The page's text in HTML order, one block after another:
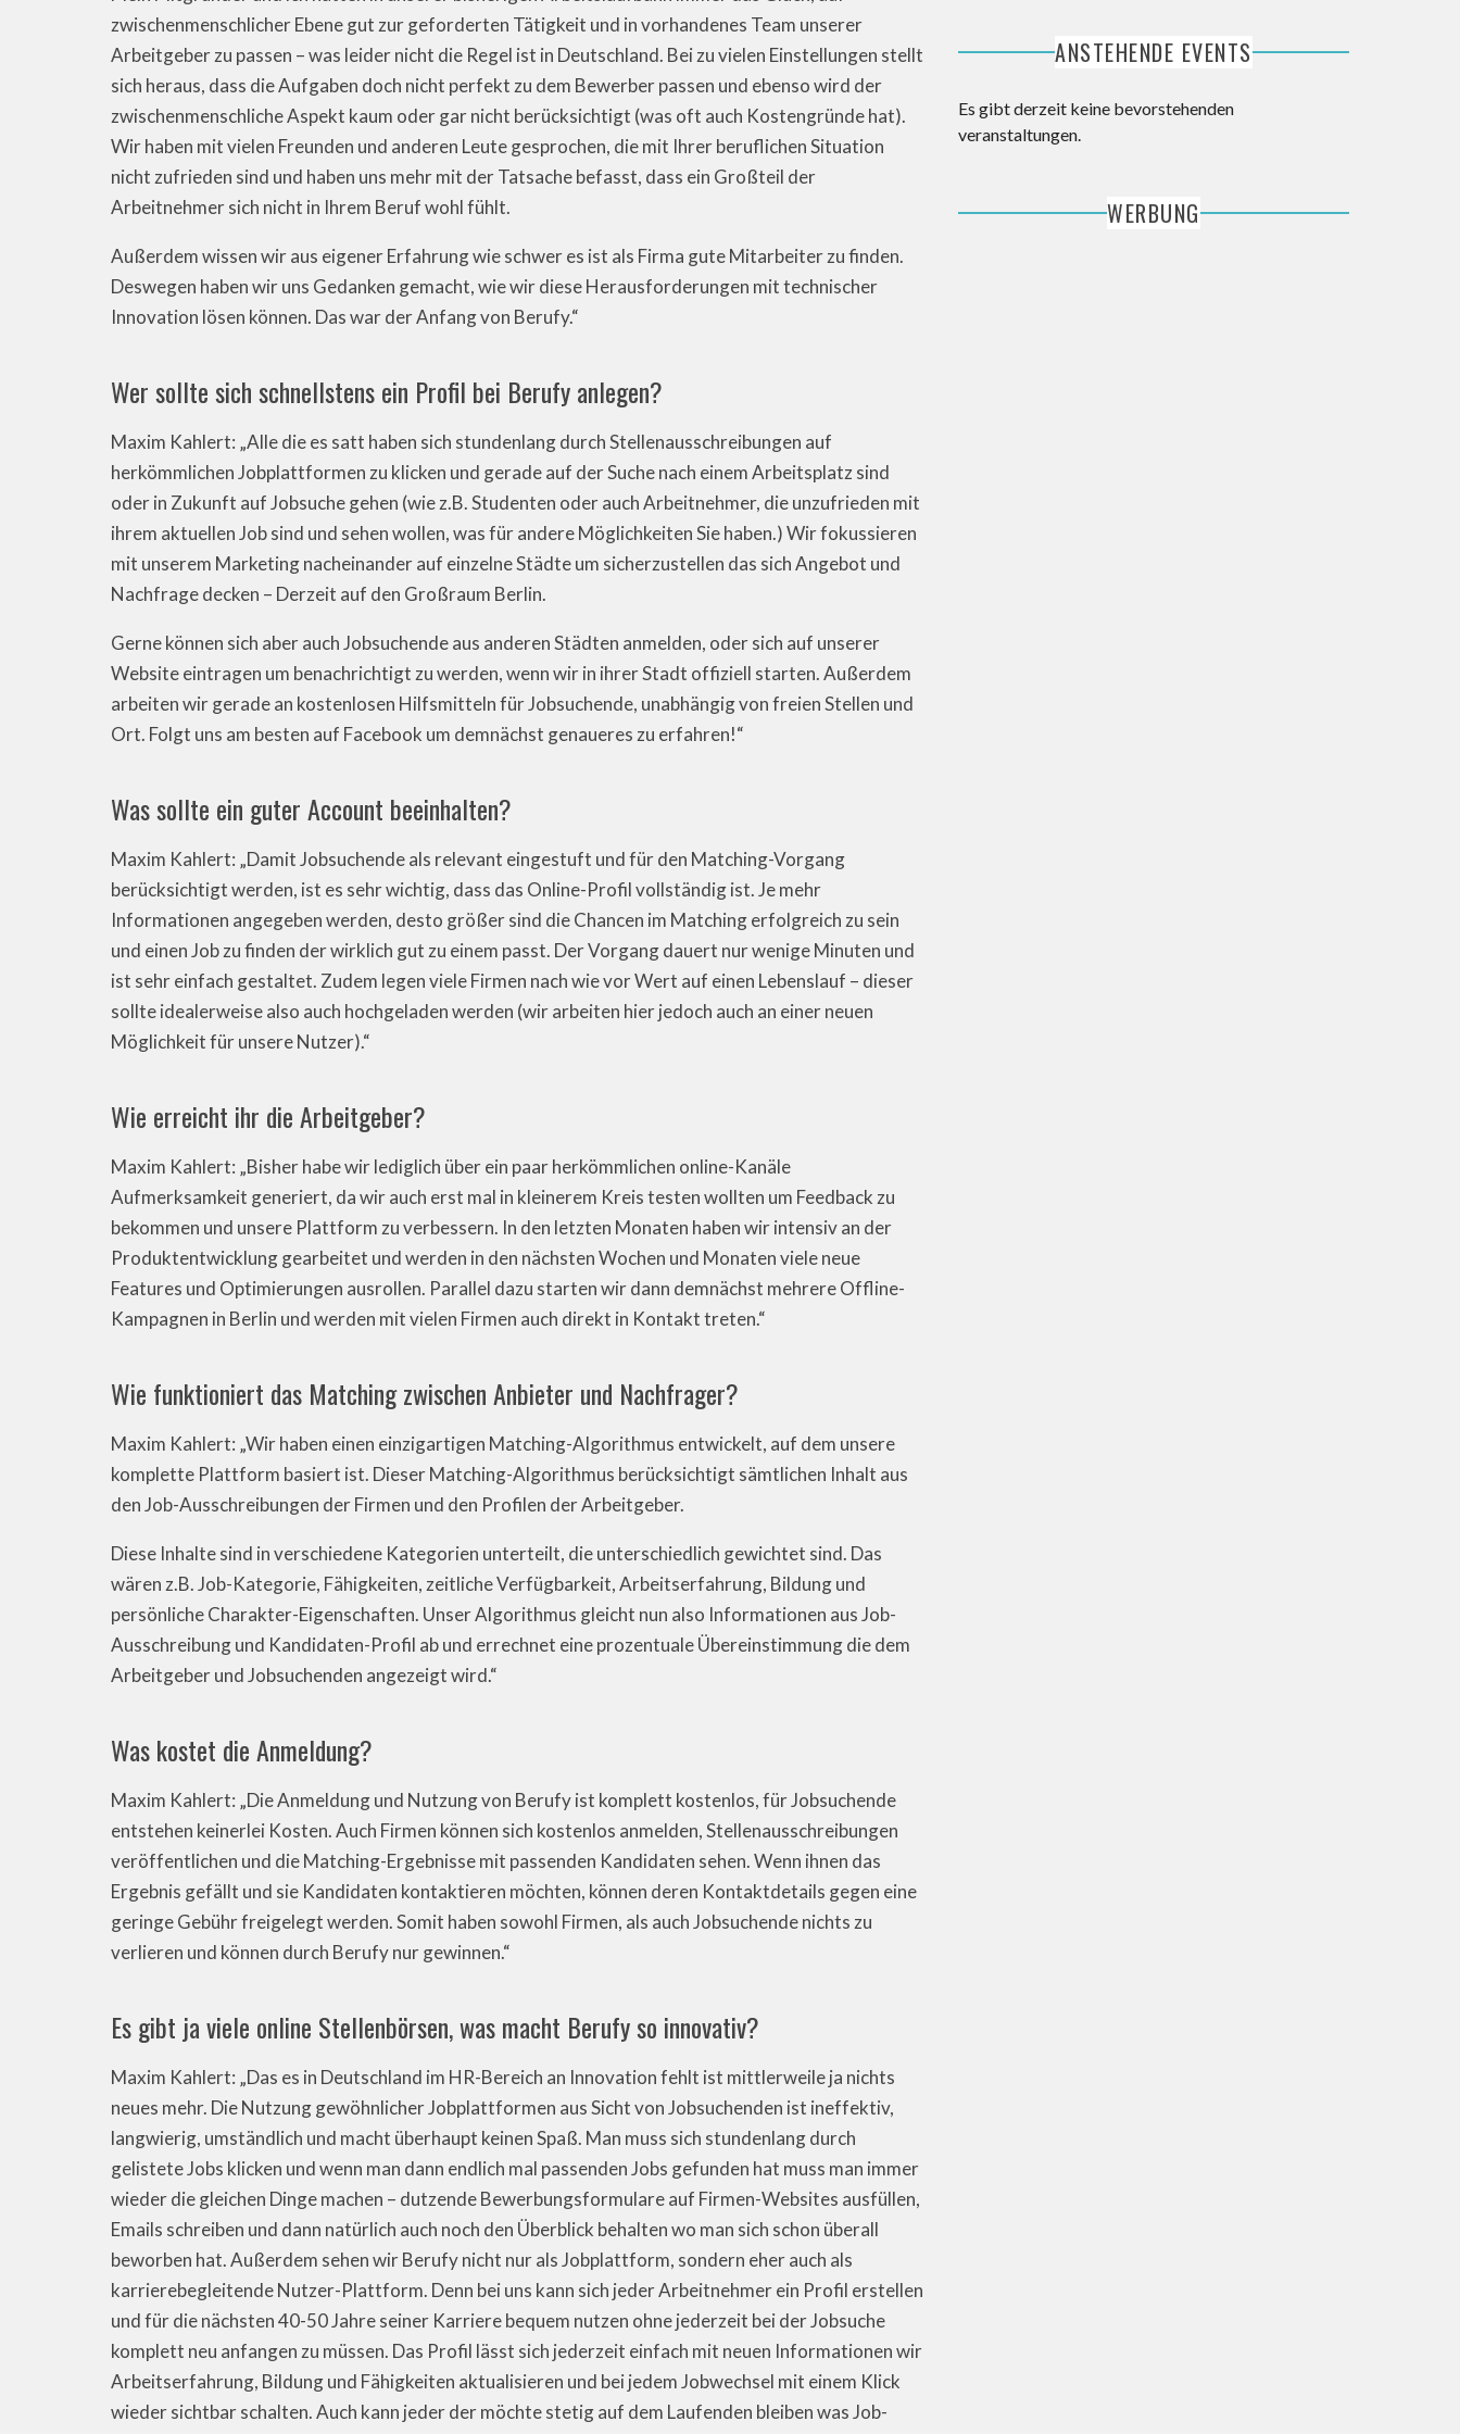
zwischenmenschlicher Ebene gut zur geforderten Tätigkeit und in vorhandenes Team unserer
Arbeitgeber zu passen – was leider nicht die Regel ist in Deutschland. Bei zu vielen Einstellungen stellt
sich heraus, dass die Aufgaben doch nicht perfekt zu dem Bewerber passen und ebenso wird der
zwischenmenschliche Aspekt kaum oder gar nicht berücksichtigt (was oft auch Kostengründe hat).
Wir haben mit vielen Freunden und anderen Leute gesprochen, die mit Ihrer beruflichen Situation
nicht zufrieden sind und haben uns mehr mit der Tatsache befasst, dass ein Großteil der
Arbeitnehmer sich nicht in Ihrem Beruf wohl fühlt.
Außerdem wissen wir aus eigener Erfahrung wie schwer es ist als Firma gute Mitarbeiter zu finden.
Deswegen haben wir uns Gedanken gemacht, wie wir diese Herausforderungen mit technischer
Innovation lösen können. Das war der Anfang von Berufy.“
Wer sollte sich schnellstens ein Profil bei Berufy anlegen?
Maxim Kahlert: „Alle die es satt haben sich stundenlang durch Stellenausschreibungen auf
herkömmlichen Jobplattformen zu klicken und gerade auf der Suche nach einem Arbeitsplatz sind
oder in Zukunft auf Jobsuche gehen (wie z.B. Studenten oder auch Arbeitnehmer, die unzufrieden mit
ihrem aktuellen Job sind und sehen wollen, was für andere Möglichkeiten Sie haben.) Wir fokussieren
mit unserem Marketing nacheinander auf einzelne Städte um sicherzustellen das sich Angebot und
Nachfrage decken – Derzeit auf den Großraum Berlin.
Gerne können sich aber auch Jobsuchende aus anderen Städten anmelden, oder sich auf unserer
Website eintragen um benachrichtigt zu werden, wenn wir in ihrer Stadt offiziell starten. Außerdem
arbeiten wir gerade an kostenlosen Hilfsmitteln für Jobsuchende, unabhängig von freien Stellen und
Ort. Folgt uns am besten auf Facebook um demnächst genaueres zu erfahren!“
Was sollte ein guter Account beeinhalten?
Maxim Kahlert: „Damit Jobsuchende als relevant eingestuft und für den Matching-Vorgang
berücksichtigt werden, ist es sehr wichtig, dass das Online-Profil vollständig ist. Je mehr
Informationen angegeben werden, desto größer sind die Chancen im Matching erfolgreich zu sein
und einen Job zu finden der wirklich gut zu einem passt. Der Vorgang dauert nur wenige Minuten und
ist sehr einfach gestaltet. Zudem legen viele Firmen nach wie vor Wert auf einen Lebenslauf – dieser
sollte idealerweise also auch hochgeladen werden (wir arbeiten hier jedoch auch an einer neuen
Möglichkeit für unsere Nutzer).“
Wie erreicht ihr die Arbeitgeber?
Maxim Kahlert: „Bisher habe wir lediglich über ein paar herkömmlichen online-Kanäle
Aufmerksamkeit generiert, da wir auch erst mal in kleinerem Kreis testen wollten um Feedback zu
bekommen und unsere Plattform zu verbessern. In den letzten Monaten haben wir intensiv an der
Produktentwicklung gearbeitet und werden in den nächsten Wochen und Monaten viele neue
Features und Optimierungen ausrollen. Parallel dazu starten wir dann demnächst mehrere Offline-
Kampagnen in Berlin und werden mit vielen Firmen auch direkt in Kontakt treten.“
Wie funktioniert das Matching zwischen Anbieter und Nachfrager?
Maxim Kahlert: „Wir haben einen einzigartigen Matching-Algorithmus entwickelt, auf dem unsere
komplette Plattform basiert ist. Dieser Matching-Algorithmus berücksichtigt sämtlichen Inhalt aus
den Job-Ausschreibungen der Firmen und den Profilen der Arbeitgeber.
Diese Inhalte sind in verschiedene Kategorien unterteilt, die unterschiedlich gewichtet sind. Das
wären z.B. Job-Kategorie, Fähigkeiten, zeitliche Verfügbarkeit, Arbeitserfahrung, Bildung und
persönliche Charakter-Eigenschaften. Unser Algorithmus gleicht nun also Informationen aus Job-
Ausschreibung und Kandidaten-Profil ab und errechnet eine prozentuale Übereinstimmung die dem
Arbeitgeber und Jobsuchenden angezeigt wird.“
Was kostet die Anmeldung?
Maxim Kahlert: „Die Anmeldung und Nutzung von Berufy ist komplett kostenlos, für Jobsuchende
entstehen keinerlei Kosten. Auch Firmen können sich kostenlos anmelden, Stellenausschreibungen
veröffentlichen und die Matching-Ergebnisse mit passenden Kandidaten sehen. Wenn ihnen das
Ergebnis gefällt und sie Kandidaten kontaktieren möchten, können deren Kontaktdetails gegen eine
geringe Gebühr freigelegt werden. Somit haben sowohl Firmen, als auch Jobsuchende nichts zu
verlieren und können durch Berufy nur gewinnen.“
Es gibt ja viele online Stellenbörsen, was macht Berufy so innovativ?
Maxim Kahlert: „Das es in Deutschland im HR-Bereich an Innovation fehlt ist mittlerweile ja nichts
neues mehr. Die Nutzung gewöhnlicher Jobplattformen aus Sicht von Jobsuchenden ist ineffektiv,
langwierig, umständlich und macht überhaupt keinen Spaß. Man muss sich stundenlang durch
gelistete Jobs klicken und wenn man dann endlich mal passenden Jobs gefunden hat muss man immer
wieder die gleichen Dinge machen – dutzende Bewerbungsformulare auf Firmen-Websites ausfüllen,
Emails schreiben und dann natürlich auch noch den Überblick behalten wo man sich schon überall
beworben hat. Außerdem sehen wir Berufy nicht nur als Jobplattform, sondern eher auch als
karrierebegleitende Nutzer-Plattform. Denn bei uns kann sich jeder Arbeitnehmer ein Profil erstellen
und für die nächsten 40-50 Jahre seiner Karriere bequem nutzen ohne jederzeit bei der Jobsuche
komplett neu anfangen zu müssen. Das Profil lässt sich jederzeit einfach mit neuen Informationen wir
Arbeitserfahrung, Bildung und Fähigkeiten aktualisieren und bei jedem Jobwechsel mit einem Klick
wieder sichtbar schalten. Auch kann jeder der möchte stetig auf dem Laufenden bleiben was Job-
ANSTEHENDE EVENTS
Es gibt derzeit keine bevorstehenden
veranstaltungen.
WERBUNG